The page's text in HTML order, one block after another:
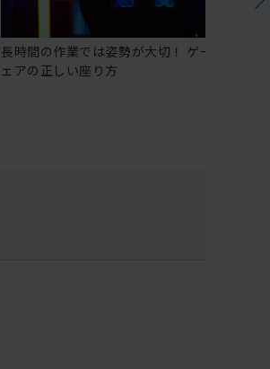
長時間の作業では姿勢が大切！ ゲーミングチ
ェアの正しい座り方